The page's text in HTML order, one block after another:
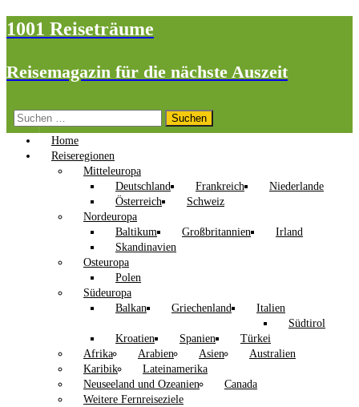
1001 Reiseträume
Reisemagazin für die nächste Auszeit
Suchen
nach:
Home
Reiseregionen
Mitteleuropa
Deutschland
Frankreich
Niederlande
Österreich
Schweiz
Nordeuropa
Baltikum
Großbritannien
Irland
Skandinavien
Osteuropa
Polen
Südeuropa
Balkan
Griechenland
Italien
Südtirol
Kroatien
Spanien
Türkei
Afrika
Arabien Asien
Australien
Karibik
Lateinamerika
Neuseeland und Ozeanien
Canada
Weitere Fernreiseziele